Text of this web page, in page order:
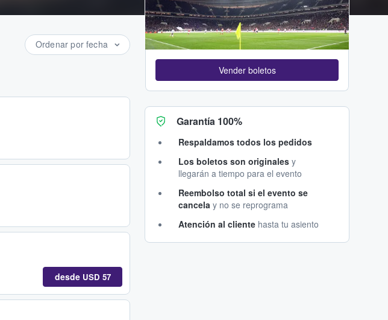
Ordenar por fecha
desde USD 57
Vender boletos
Garantía 100%
Respaldamos todos los pedidos
Los boletos son originales y
llegarán a tiempo para el evento
Reembolso total si el evento se
cancela y no se reprograma
Atención al cliente hasta tu asiento